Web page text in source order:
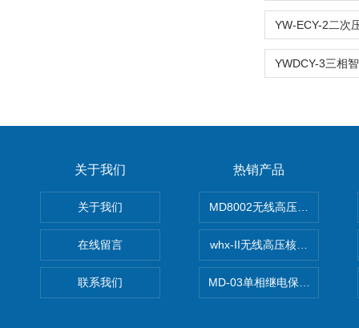
关于我们
关于我们
在线留言
联系我们
热销产品
MD8002无线高压核相仪
whx-II无线高压核相仪
MD-03单相继电保护测试仪价